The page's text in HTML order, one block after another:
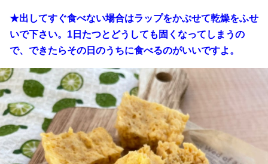
★出してすぐ食べない場合はラップをかぶせて乾燥をふせ
いで下さい。1日たつとどうしても固くなってしまうの
で、できたらその日のうちに食べるのがいいですよ。